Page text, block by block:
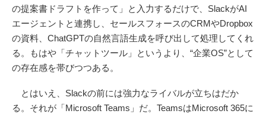
の提案書ドラフトを作って」と入力するだけで、SlackがAI
エージェントと連携し、セールスフォースのCRMやDropbox
の資料、ChatGPTの自然言語生成を呼び出して処理してくれ
る。もはや「チャットツール」というより、“企業OS”として
の存在感を帯びつつある。
とはいえ、Slackの前には強力なライバルが立ちはだか
る。それが「Microsoft Teams」だ。TeamsはMicrosoft 365に